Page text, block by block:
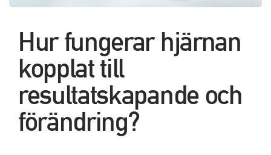
Hur fungerar hjärnan
kopplat till
resultatskapande och
förändring?